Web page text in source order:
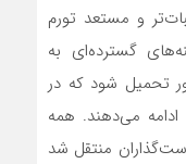
و مستعد تورم
گسترده‌ای به
تحمیل شود که در
می‌دهند. همه
منتقل شد